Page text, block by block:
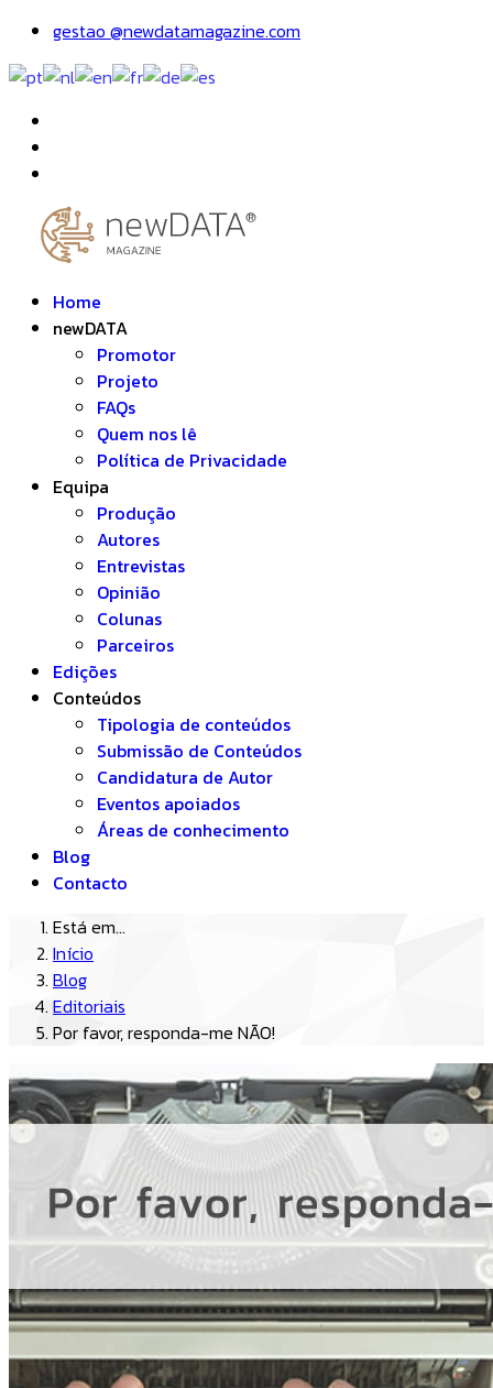
gestao @newdatamagazine.com
Home
newDATA
Promotor
Projeto
FAQs
Quem nos lê
Política de Privacidade
Equipa
Produção
Autores
Entrevistas
Opinião
Colunas
Parceiros
Edições
Conteúdos
Tipologia de conteúdos
Submissão de Conteúdos
Candidatura de Autor
Eventos apoiados
Áreas de conhecimento
Blog
Contacto
Está em...
Início
Blog
Editoriais
Por favor, responda-me NÃO!